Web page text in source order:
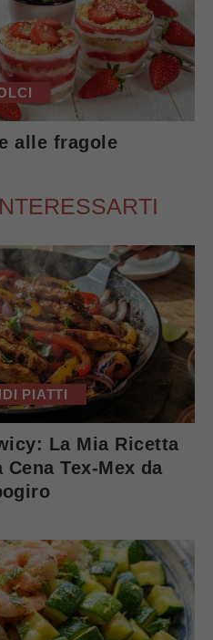
alle fragole
PIATTI
La Mia Ricetta
Tex-Mex da